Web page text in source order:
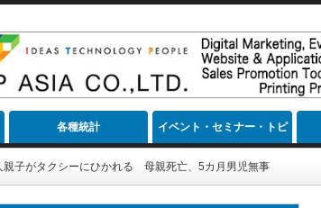
各種統計 イベント・セミナー・トピ
ック
親子がタクシーにひかれる 母親死亡、5カ月男児無事